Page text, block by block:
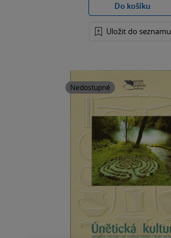
Do košíku
Uložit do seznamu
Nedostupné